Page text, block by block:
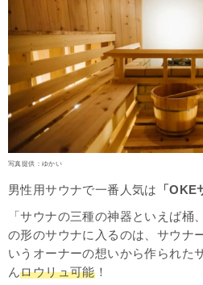
写真提供：ゆかい
男性用サウナで一番人気は 「OKE
「サウナの三種の神器といえば桶
の形のサウナに入るのは、サウナ
いうオーナーの想いから作られた
んロウリュ可能！